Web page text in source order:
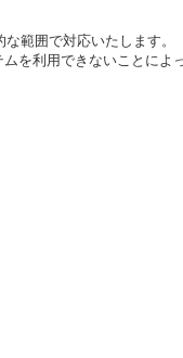
範囲で対応いたします。
を利用できないことによ